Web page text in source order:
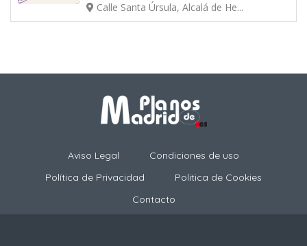
Calle Santa Úrsula, Alcalá de He...
Aviso Legal
Condiciones de uso
Política de Privacidad
Politica de Cookies
Contacto